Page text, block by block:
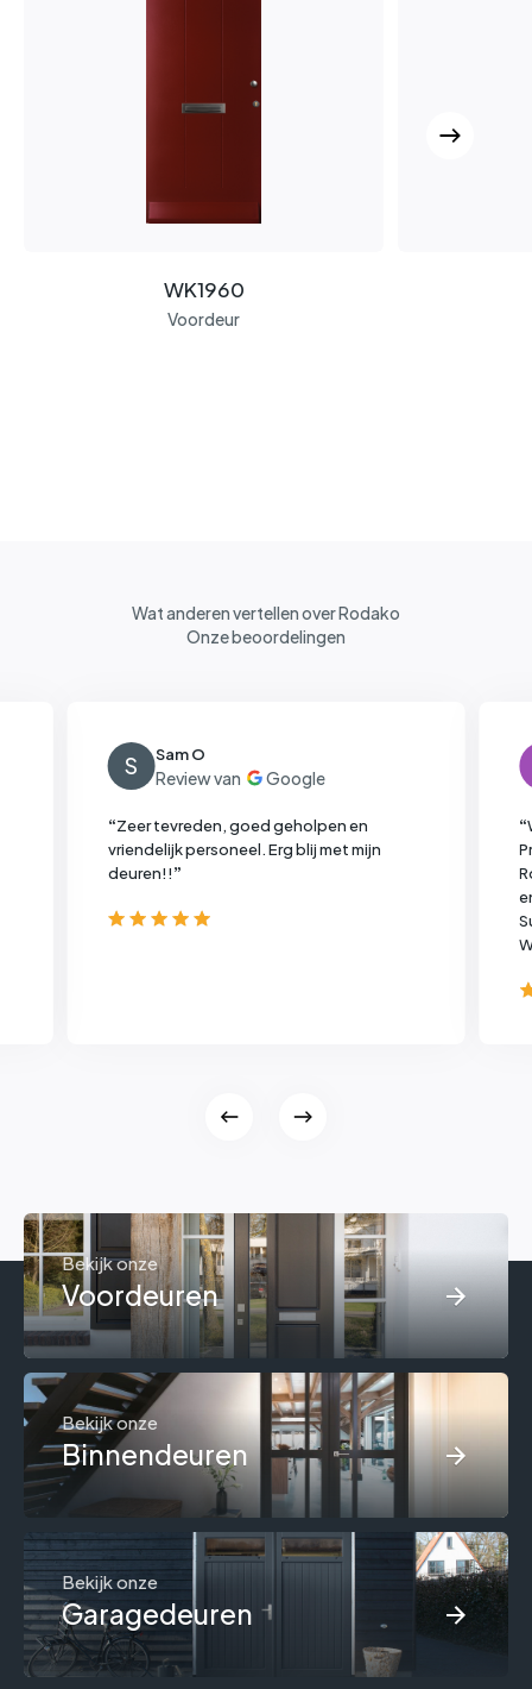
WK1960
Voordeur
Wat anderen vertellen over Rodako
Onze beoordelingen
Sam O
S
“Zeer tevreden, goed geholpen en
vriendelijk personeel.Erg blij met mijn
deuren!!”
“
Bekijk onze
Voordeuren
Bekijk onze
Binnendeuren
Bekijk onze
Garagedeuren